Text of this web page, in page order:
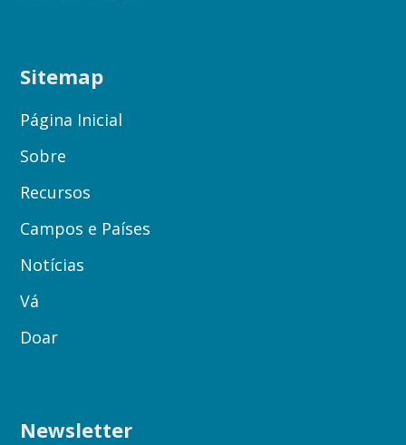
Sitemap
Página Inicial
Sobre
Recursos
Campos e Países
Notícias
Vá
Doar
Newsletter